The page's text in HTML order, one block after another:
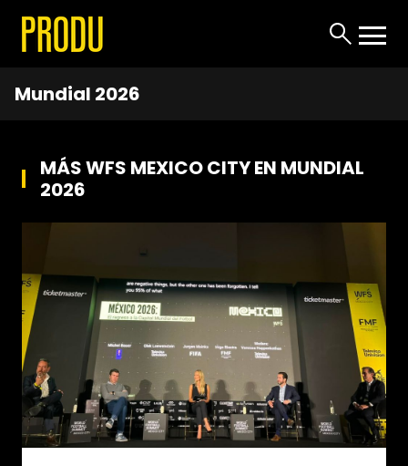
Mundial 2026
MÁS WFS MEXICO CITY EN MUNDIAL
2026